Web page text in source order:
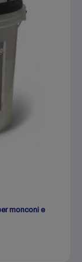
monconi e